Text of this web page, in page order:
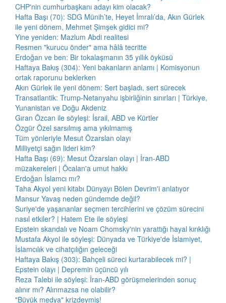
CHP'nin cumhurbaşkanı adayı kim olacak?
Hafta Başı (70): SDG Münih’te, Heyet İmralı’da, Akın Gürlek
ile yeni dönem, Mehmet Şimşek gidici mi?
Yine yeniden: Mazlum Abdi realitesi
Resmen "kurucu önder" ama hâlâ tecritte
Erdoğan ve ben: Bir tokalaşmanın 35 yıllık öyküsü
Haftaya Bakış (304): Yeni bakanların anlamı | Komisyonun
ortak raporunu beklerken
Akın Gürlek ile yeni dönem: Sert başladı, sert sürecek
Transatlantik: Trump-Netanyahu işbirliğinin sınırları | Türkiye,
Yunanistan ve Doğu Akdeniz
Gıran Özcan ile söyleşi: İsrail, ABD ve Kürtler
Özgür Özel sarsılmış ama yıkılmamış
Tüm yönleriyle Mesut Özarslan olayı
Milliyetçi sağın lideri kim?
Hafta Başı (69): Mesut Özarslan olayı | İran-ABD
müzakereleri | Öcalan'a umut hakkı
Erdoğan İslamcı mı?
Taha Akyol yeni kitabı Dünyayı Bölen Devrim'i anlatıyor
Mansur Yavaş neden gündemde değil?
Suriye'de yaşananlar seçmen tercihlerini ve çözüm sürecini
nasıl etkiler? | Hatem Ete ile söyleşi
Epstein skandalı ve Noam Chomsky'nin yarattığı hayal kırıklığı
Mustafa Akyol ile söyleşi: Dünyada ve Türkiye'de İslamiyet,
İslamcılık ve cihatçılığın geleceği
Haftaya Bakış (303): Bahçeli süreci kurtarabilecek mi? |
Epstein olayı | Depremin üçüncü yılı
Reza Talebi ile söyleşi: İran-ABD görüşmelerinden sonuç
alınır mı? Alınmazsa ne olabilir?
"Büyük medya" krizdeymiş!